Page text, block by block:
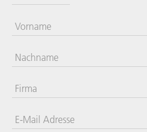
Vorname
Nachname
Firma
E-Mail Adresse